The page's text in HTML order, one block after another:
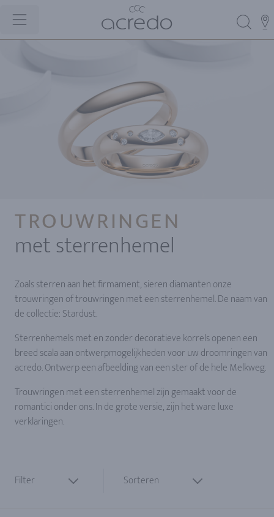
TROUWRINGEN
met sterrenhemel
Zoals sterren aan het firmament, sieren diamanten onze
trouwringen of trouwringen met een sterrenhemel. De naam van
de collectie: Stardust.
Sterrenhemels met en zonder decoratieve korrels openen een
breed scala aan ontwerpmogelijkheden voor uw droomringen van
acredo. Ontwerp een afbeelding van een ster of de hele Melkweg.
Trouwringen met een sterrenhemel zijn gemaakt voor de
romantici onder ons. In de grote versie, zijn het ware luxe
verklaringen.
Filter Sorteren